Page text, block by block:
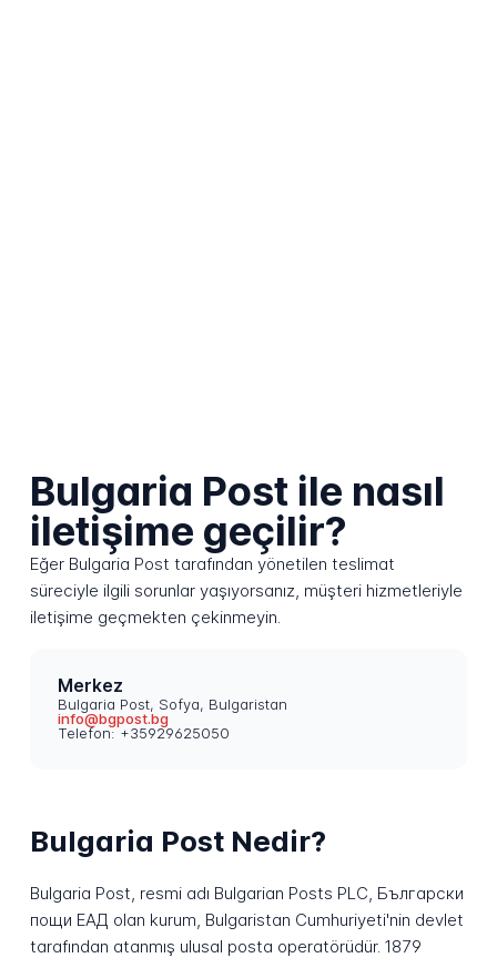
Bulgaria Post ile nasıl
iletişime geçilir?
Eğer Bulgaria Post tarafından yönetilen teslimat
süreciyle ilgili sorunlar yaşıyorsanız, müşteri hizmetleriyle
iletişime geçmekten çekinmeyin.
Merkez
Bulgaria Post, Sofya, Bulgaristan
info@bgpost.bg
Telefon: +35929625050
Bulgaria Post Nedir?
Bulgaria Post, resmi adı Bulgarian Posts PLC, Български
пощи ЕАД olan kurum, Bulgaristan Cumhuriyeti'nin devlet
tarafından atanmış ulusal posta operatörüdür. 1879